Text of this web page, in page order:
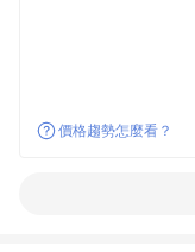
價格趨勢怎麼看？